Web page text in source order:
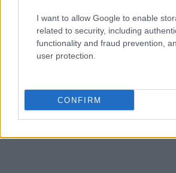
I want to allow Google to enable
related to security, including
functionality and fraud prevention,
user protection.
CONFIRM dziewica